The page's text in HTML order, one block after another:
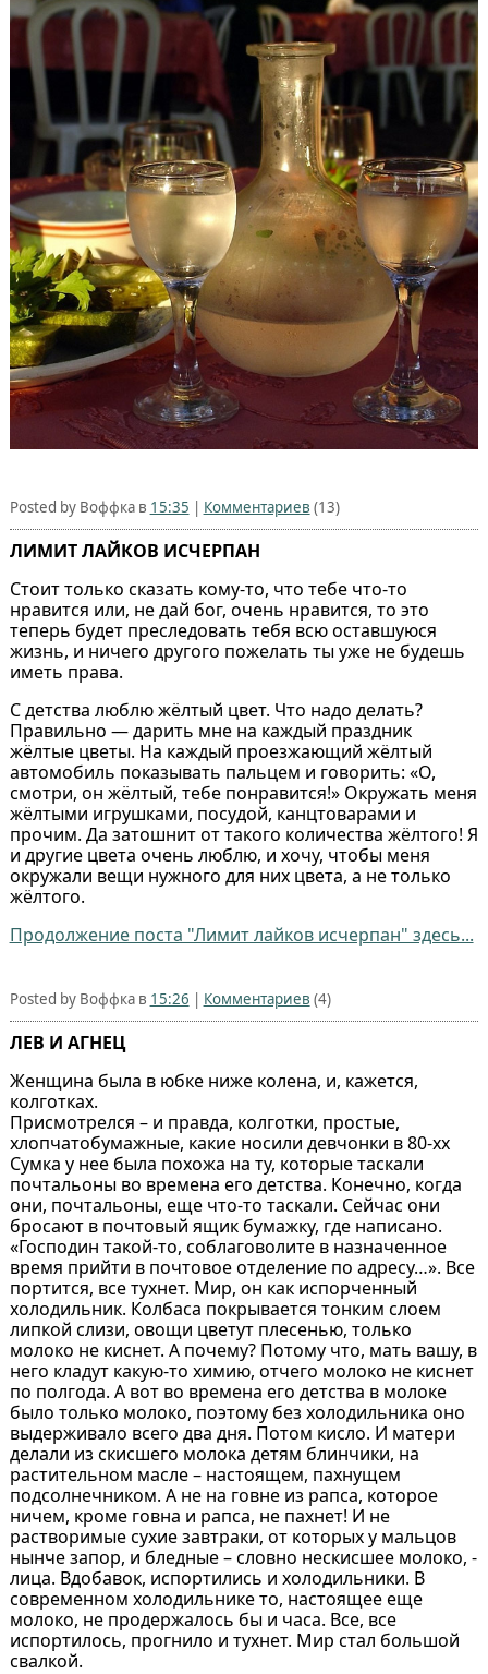
Posted by Воффка в 15:35 | Комментариев (13)
ЛИМИТ ЛАЙКОВ ИСЧЕРПАН
Стоит только сказать кому-то, что тебе что-то
нравится или, не дай бог, очень нравится, то это
теперь будет преследовать тебя всю оставшуюся
жизнь, и ничего другого пожелать ты уже не будешь
иметь права.
С детства люблю жёлтый цвет. Что надо делать?
Правильно — дарить мне на каждый праздник
жёлтые цветы. На каждый проезжающий жёлтый
автомобиль показывать пальцем и говорить: «О,
смотри, он жёлтый, тебе понравится!» Окружать меня
жёлтыми игрушками, посудой, канцтоварами и
прочим. Да затошнит от такого количества жёлтого! Я
и другие цвета очень люблю, и хочу, чтобы меня
окружали вещи нужного для них цвета, а не только
жёлтого.
Продолжение поста "Лимит лайков исчерпан" здесь...
Posted by Воффка в 15:26 | Комментариев (4)
ЛЕВ И АГНЕЦ
Женщина была в юбке ниже колена, и, кажется,
колготках.
Присмотрелся – и правда, колготки, простые,
хлопчатобумажные, какие носили девчонки в 80-хх
Сумка у нее была похожа на ту, которые таскали
почтальоны во времена его детства. Конечно, когда
они, почтальоны, еще что-то таскали. Сейчас они
бросают в почтовый ящик бумажку, где написано.
«Господин такой-то, соблаговолите в назначенное
время прийти в почтовое отделение по адресу…». Все
портится, все тухнет. Мир, он как испорченный
холодильник. Колбаса покрывается тонким слоем
липкой слизи, овощи цветут плесенью, только
молоко не киснет. А почему? Потому что, мать вашу, в
него кладут какую-то химию, отчего молоко не киснет
по полгода. А вот во времена его детства в молоке
было только молоко, поэтому без холодильника оно
выдерживало всего два дня. Потом кисло. И матери
делали из скисшего молока детям блинчики, на
растительном масле – настоящем, пахнущем
подсолнечником. А не на говне из рапса, которое
ничем, кроме говна и рапса, не пахнет! И не
растворимые сухие завтраки, от которых у мальцов
нынче запор, и бледные – словно нескисшее молоко, -
лица. Вдобавок, испортились и холодильники. В
современном холодильнике то, настоящее еще
молоко, не продержалось бы и часа. Все, все
испортилось, прогнило и тухнет. Мир стал большой
свалкой.